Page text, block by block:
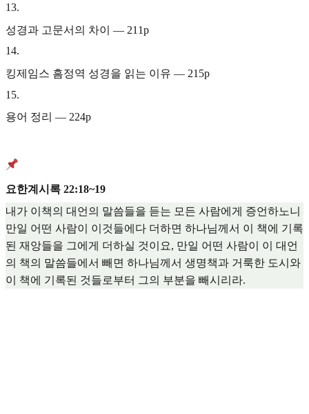
13.
성경과 고문서의 차이 — 211p
14.
킹제임스 흠정역 성경을 읽는 이유 — 215p
15.
용어 정리 — 224p
요한계시록 22:18~19
내가 이책의 대언의 말씀들을 듣는 모든 사람에게 증언하노니
만일 어떤 사람이 이것들에다 더하면 하나님께서 이 책에 기록
된 재앙들을 그에게 더하실 것이요, 만일 어떤 사람이 이 대언
의 책의 말씀들에서 빼면 하나님께서 생명책과 거룩한 도시와
이 책에 기록된 것들로부터 그의 부분을 빼시리라.